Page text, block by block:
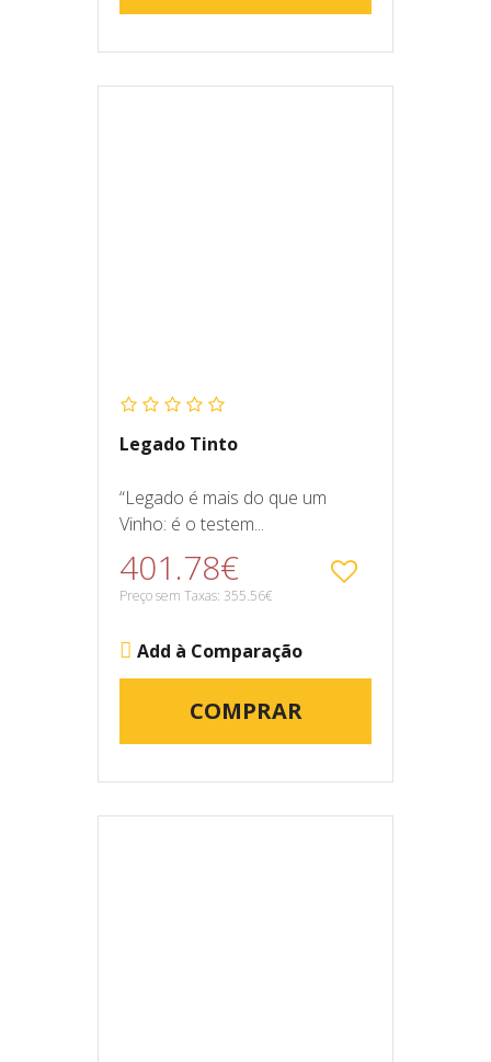
Legado Tinto
“Legado é mais do que um
Vinho: é o testem...
401.78€
Preço sem Taxas: 355.56€
Add à Comparação
COMPRAR